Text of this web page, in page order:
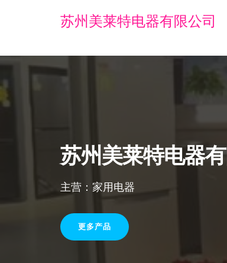
苏州美莱特电器有限公司
苏州美莱特电器
主营：家用电器
更多产品